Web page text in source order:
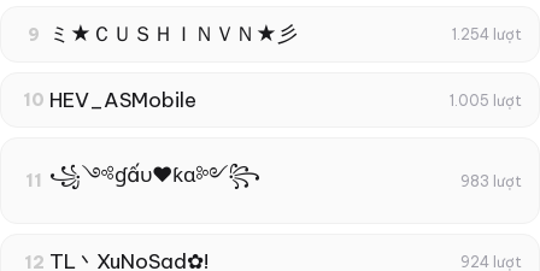
9 ミ★ＣＵＳＨＩＮＶＮ★彡 1.254 lượt
10 HEV_ASMobile 1.005 lượt
11 ꧁༺ɠấυ❤ƙɑ༻꧂ 983 lượt
12 TL丶XuNoSad✿! 924 lượt